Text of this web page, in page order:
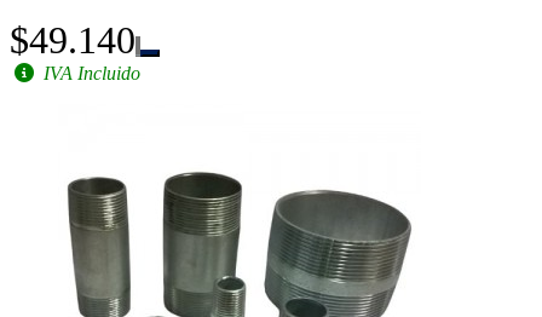
$49.140
IVA Incluido